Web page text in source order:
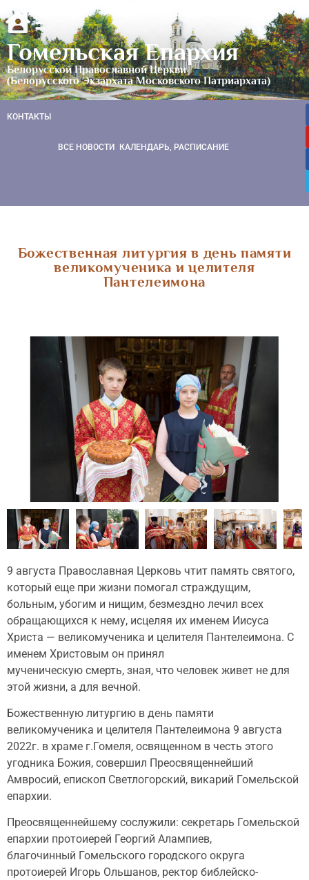
Гомельская Епархия
Белорусской Православной Церкви
(Белорусского Экзархата Московского Патриархата)
КОНТАКТЫ
ВСЕ НОВОСТИ КАЛЕНДАРЬ, РАСПИСАНИЕ
Божественная литургия в день памяти
великомученика и целителя
Пантелеимона
9 августа Православная Церковь чтит память святого,
который еще при жизни помогал страждущим,
больным, убогим и нищим, безмездно лечил всех
обращающихся к нему, исцеляя их именем Иисуса
Христа — великомученика и целителя Пантелеимона. С
именем Христовым он принял
мученическую смерть, зная, что человек живет не для
этой жизни, а для вечной.
Божественную литургию в день памяти
великомученика и целителя Пантелеимона 9 августа
2022г. в храме г.Гомеля, освященном в честь этого
угодника Божия, совершил Преосвященнейший
Амвросий, епископ Светлогорский, викарий Гомельской
епархии.
Преосвященнейшему сослужили: секретарь Гомельской
епархии протоиерей Георгий Алампиев,
благочинный Гомельского городского округа
протоиерей Игорь Ольшанов, ректор библейско-